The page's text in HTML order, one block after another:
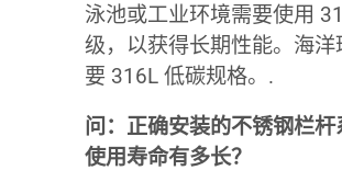
泳池或工业环境需要使用
级，以获得长期性能。海洋
要 316L 低碳规格。.
问：正确安装的不锈钢栏杆
使用寿命有多长？